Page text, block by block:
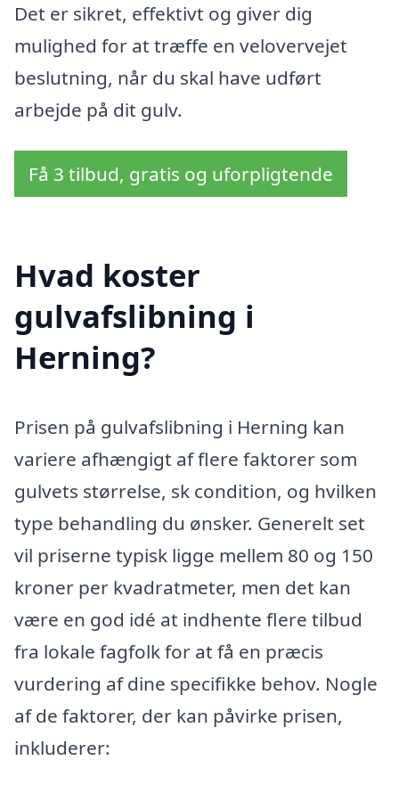
Det er sikret, effektivt og giver dig
mulighed for at træffe en velovervejet
beslutning, når du skal have udført
arbejde på dit gulv.
Få 3 tilbud, gratis og uforpligtende
Hvad koster
gulvafslibning i
Herning?
Prisen på gulvafslibning i Herning kan
variere afhængigt af flere faktorer som
gulvets størrelse, sk condition, og hvilken
type behandling du ønsker. Generelt set
vil priserne typisk ligge mellem 80 og 150
kroner per kvadratmeter, men det kan
være en god idé at indhente flere tilbud
fra lokale fagfolk for at få en præcis
vurdering af dine specifikke behov. Nogle
af de faktorer, der kan påvirke prisen,
inkluderer: